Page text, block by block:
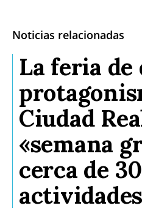
Noticias relacionadas
La feria de
Ciudad
«semana
cerca de
actividades